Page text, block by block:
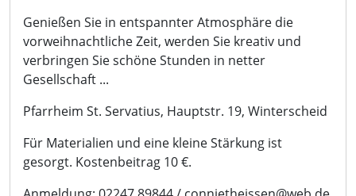
Genießen Sie in entspannter Atmosphäre die
vorweihnachtliche Zeit, werden Sie kreativ und
verbringen Sie schöne Stunden in netter
Gesellschaft ...
Pfarrheim St. Servatius, Hauptstr. 19, Winterscheid
Für Materialien und eine kleine Stärkung ist
gesorgt. Kostenbeitrag 10 €.